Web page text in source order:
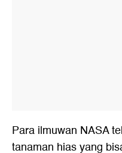
Para ilmuwan NASA
tanaman hiasyang